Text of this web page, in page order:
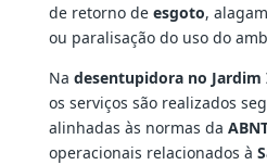
de retorno de esgoto,
ou paralisação do uso do
Na desentupidora no
os serviços são realizados
alinhadas às normas da
operacionais relacionados à